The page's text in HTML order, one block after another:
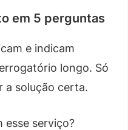
em 5 perguntas
e indicam
longo. Só
a solução certa.
esse serviço?